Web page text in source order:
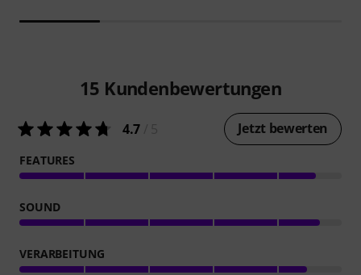
15 Kundenbewertungen
4.7 Jetzt bewerten
FEATURES
SOUND
VERARBEITUNG